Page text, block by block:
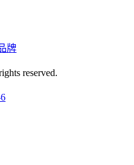
牌
reserved.